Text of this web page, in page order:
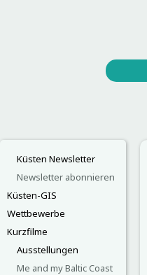
Küsten Newsletter
Newsletter abonnieren
Küsten-GIS
Wettbewerbe
Kurzfilme
Ausstellungen
Me and my Baltic Coast